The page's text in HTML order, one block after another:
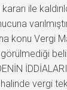
ile
Vergi
vergi